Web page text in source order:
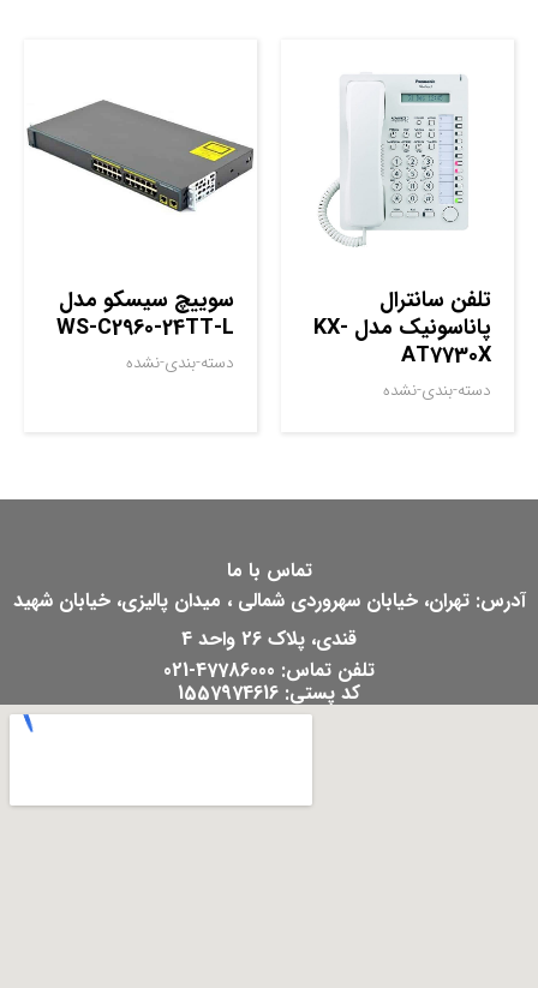
تلفن سانترال
پاناسونیک مدل KX-
AT7730X
دسته-بندی-نشده
سوييچ سيسکو مدل
WS-C2960-24TT-L
دسته-بندی-نشده
تماس با ما
آدرس: تهران، خیابان سهروردی شمالی ، میدان پالیزی، خیابان شهید
قندی، پلاک 26 واحد 4
تلفن تماس: 47786000-021
کد پستی: 1557974616